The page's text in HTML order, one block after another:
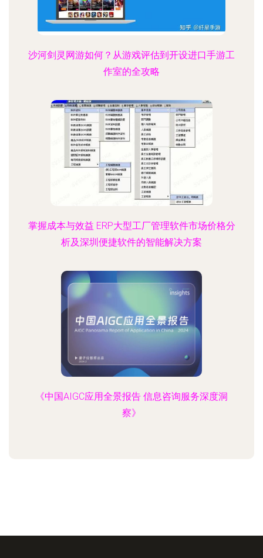
沙河剑灵网游如何？从游戏评估到开设进口手游工
作室的全攻略
掌握成本与效益 ERP大型工厂管理软件市场价格分
析及深圳便捷软件的智能解决方案
《中国AIGC应用全景报告 信息咨询服务深度洞
察》